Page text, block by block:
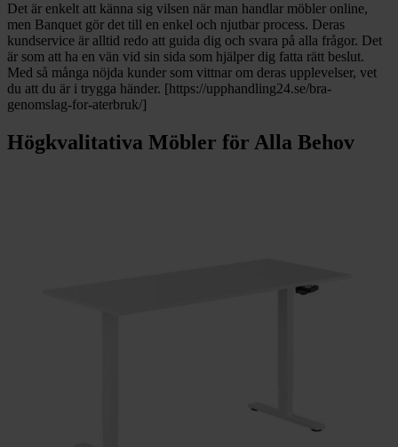
Det är enkelt att känna sig vilsen när man handlar möbler online,
men Banquet gör det till en enkel och njutbar process. Deras
kundservice är alltid redo att guida dig och svara på alla frågor. Det
är som att ha en vän vid sin sida som hjälper dig fatta rätt beslut.
Med så många nöjda kunder som vittnar om deras upplevelser, vet
du att du är i trygga händer. [https://upphandling24.se/bra-
genomslag-for-aterbruk/]
Högkvalitativa Möbler för Alla Behov